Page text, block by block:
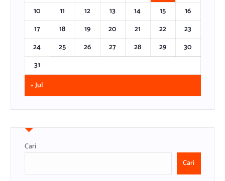
10
11 12 13 14 15
16
17
18 19 20 21 22
23
24
25 26 27 28 29
30
31
« Jul
Cari
Cari